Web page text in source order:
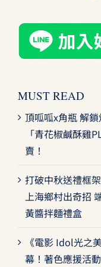
MUST READ
頂呱呱x角瓶 解
「青花椒鹹酥雞
賣！
打破中秋送禮框
上海鄉村出奇招
黃醬拌麵禮盒
《電影 Idol光之
幕！著色應援活